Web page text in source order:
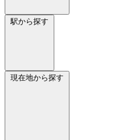
駅から探す
現在地から探す